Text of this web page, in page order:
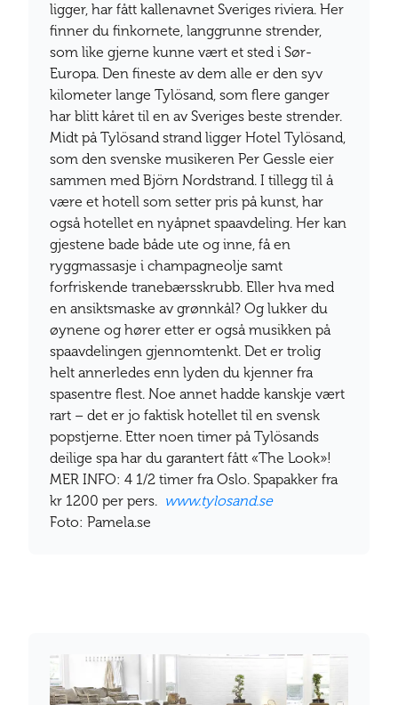
ligger, har fått kallenavnet Sveriges riviera. Her
finner du finkornete, langgrunne strender,
som like gjerne kunne vært et sted i Sør-
Europa. Den fineste av dem alle er den syv
kilometer lange Tylösand, som flere ganger
har blitt kåret til en av Sveriges beste strender.
Midt på Tylösand strand ligger Hotel Tylösand,
som den svenske musikeren Per Gessle eier
sammen med Björn Nordstrand. I tillegg til å
være et hotell som setter pris på kunst, har
også hotellet en nyåpnet spaavdeling. Her kan
gjestene bade både ute og inne, få en
ryggmassasje i champagneolje samt
forfriskende tranebærsskrubb. Eller hva med
en ansiktsmaske av grønnkål? Og lukker du
øynene og hører etter er også musikken på
spaavdelingen gjennomtenkt. Det er trolig
helt annerledes enn lyden du kjenner fra
spasentre flest. Noe annet hadde kanskje vært
rart – det er jo faktisk hotellet til en svensk
popstjerne. Etter noen timer på Tylösands
deilige spa har du garantert fått «The Look»!
MER INFO: 4 1/2 timer fra Oslo. Spapakker fra
kr 1200 per pers. www.tylosand.se
Foto: Pamela.se